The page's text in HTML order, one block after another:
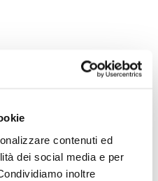
contenuti ed
dei social media e per
inoltre